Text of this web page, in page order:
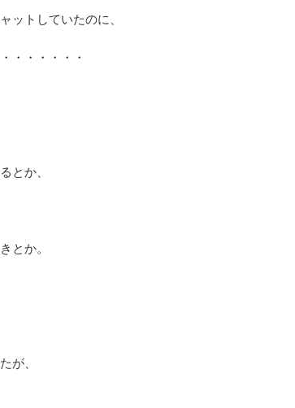
ットしていたのに、
・・・・・・
とか、
とか。
が、